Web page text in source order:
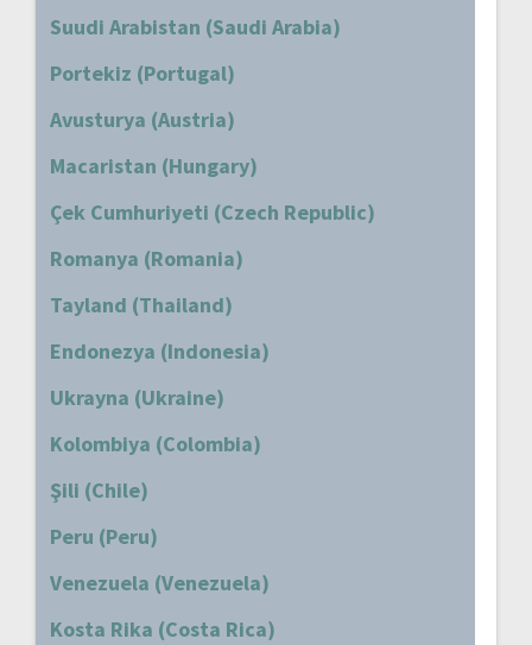
Suudi Arabistan (Saudi Arabia)
Portekiz (Portugal)
Avusturya (Austria)
Macaristan (Hungary)
Çek Cumhuriyeti (Czech Republic)
Romanya (Romania)
Tayland (Thailand)
Endonezya (Indonesia)
Ukrayna (Ukraine)
Kolombiya (Colombia)
Şili (Chile)
Peru (Peru)
Venezuela (Venezuela)
Kosta Rika (Costa Rica)